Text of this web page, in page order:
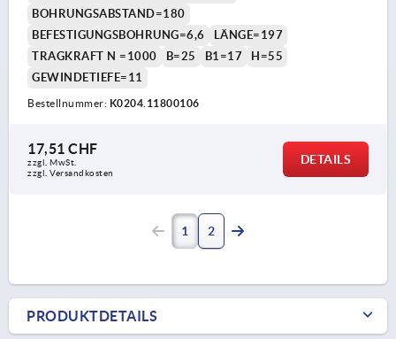
BOHRUNGSABSTAND=180
BEFESTIGUNGSBOHRUNG=6,6
LÄNGE=197
TRAGKRAFT N =1000
B=25 B1=17
H=55
GEWINDETIEFE=11
Bestellnummer: K0204.11800106
17,51 CHF
zzgl. MwSt.
zzgl. Versandkosten
DETAILS
1 2
PRODUKTDETAILS